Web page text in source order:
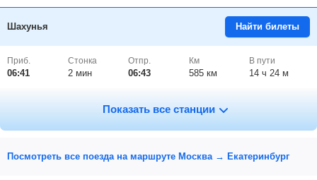
Показать все станции
Шахунья Найти билеты
Приб.
06:41
Стонка
2 мин
Отпр.
06:43
Км
585 км
В пути
14 ч 24 м
, Котельнич
08:28 2мин 08:30 704 км 12 ч 37 м
Посмотреть все поезда на маршруте Москва → Екатеринбург